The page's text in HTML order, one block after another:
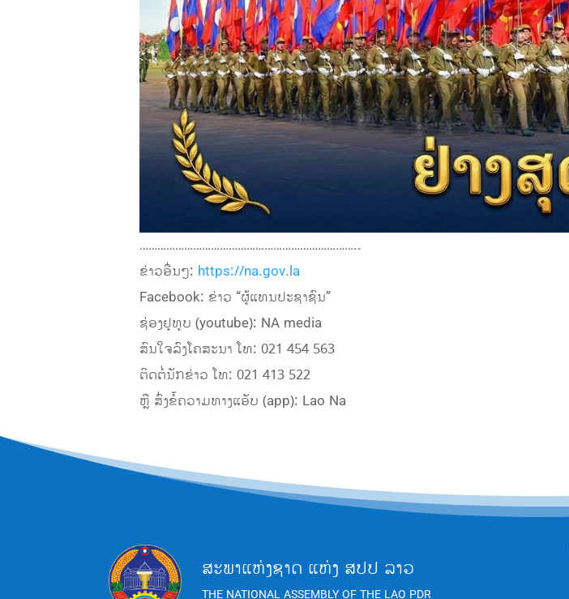
………………………………………………………………..
ຂ່າວອື່ນໆ: https://na.gov.la
Facebook: ຂ່າວ “ຜູ້ແທນປະຊາຊົນ”
ຊ່ອງຢູທູບ (youtube): NA media
ສົນໃຈລົງໂຄສະນາ ໂທ: 021 454 563
ຕິດຕໍ່ນັກຂ່າວ ໂທ: 021 413 522
ຫຼື ສົ່ງຂໍ້ຄວາມທາງແອັບ (app): Lao Na
ສະພາແຫ່ງຊາດ ແຫ່ງ ສປປ ລາວ
THE NATIONAL ASSEMBLY OF THE LAO PDR